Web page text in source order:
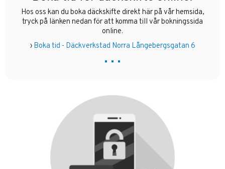
Hos oss kan du boka däckskifte direkt här på vår hemsida,
tryck på länken nedan för att komma till vår bokningssida
online.
› Boka tid - Däckverkstad Norra Långebergsgatan 6